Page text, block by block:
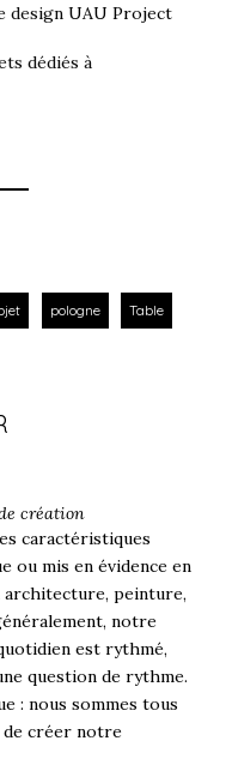
design UAU Project
dédiés à
pologne Table
création
caractéristiques
ou mis en évidence en
architecture, peinture,
notre
est rythmé,
question de rythme.
: nous sommes tous
de créer notre